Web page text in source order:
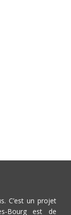
C’est un projet
Bourg est de